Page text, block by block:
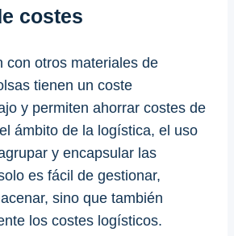
costes
con otros materiales de
tienen un coste
y permiten ahorrar costes de
ámbito de la logística, el uso
y encapsular las
es fácil de gestionar,
sino que también
los costes logísticos.